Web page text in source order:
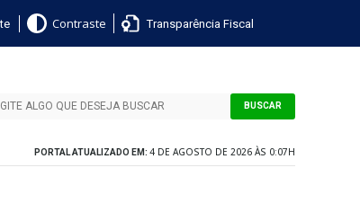
Contraste Transparência Fiscal
BUSCAR
PORTAL ATUALIZADO EM: 4 DE AGOSTO DE 2026 ÀS 0:07H